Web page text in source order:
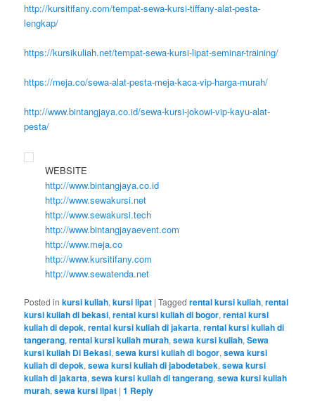
http://kursitifany.com/tempat-sewa-kursi-tiffany-alat-pesta-
lengkap/
https://kursikuliah.net/tempat-sewa-kursi-lipat-seminar-training/
https://meja.co/sewa-alat-pesta-meja-kaca-vip-harga-murah/
http://www.bintangjaya.co.id/sewa-kursi-jokowi-vip-kayu-alat-
pesta/
WEBSITE
http://www.bintangjaya.co.id
http://www.sewakursi.net
http://www.sewakursi.tech
http://www.bintangjayaevent.com
http://www.meja.co
http://www.kursitifany.com
http://www.sewatenda.net
Posted in kursi kuliah,kursi lipat |Tagged rental kursi kuliah,rental
kursi kuliah di bekasi,rental kursi kuliah di bogor,rental kursi
kuliah di depok,rental kursi kuliah di jakarta,rental kursi kuliah di
tangerang,rental kursi kuliah murah,sewa kursi kuliah,Sewa
kursi kuliah Di Bekasi,sewa kursi kuliah di bogor,sewa kursi
kuliah di depok,sewa kursi kuliah di jabodetabek,sewa kursi
kuliah di jakarta,sewa kursi kuliah di tangerang,sewa kursi kuliah
murah,sewa kursi lipat |1 Reply